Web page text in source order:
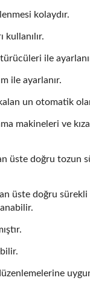
kolaydır.
kullanılır.
ile
ile ayarlanır.
un otomatik
makineleri ve
üste doğru tozun
üste doğru